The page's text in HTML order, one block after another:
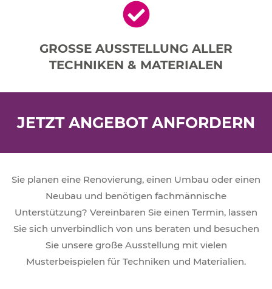
GROSSE AUSSTELLUNG ALLER
TECHNIKEN & MATERIALEN
JETZT ANGEBOT ANFORDERN
Sie planen eine Renovierung, einen Umbau oder einen
Neubau und benötigen fachmännische
Unterstützung? Vereinbaren Sie einen Termin, lassen
Sie sich unverbindlich von uns beraten und besuchen
Sie unsere große Ausstellung mit vielen
Musterbeispielen für Techniken und Materialien.